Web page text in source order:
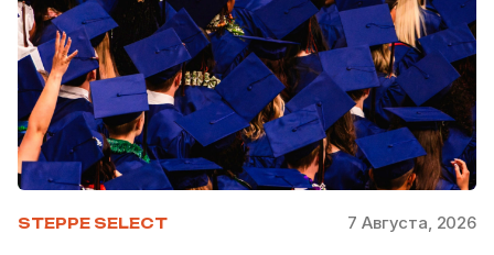
STEPPE SELECT 7 Августа, 2026